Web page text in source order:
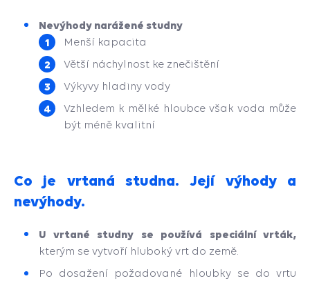
Nevýhody narážené studny
Menší kapacita
Větší náchylnost ke znečištění
Výkyvy hladiny vody
Vzhledem k mělké hloubce však voda může
být méně kvalitní
Co je vrtaná studna. Její výhody a
nevýhody.
U vrtané studny se používá speciální vrták,
kterým se vytvoří hluboký vrt do země.
Po dosažení požadované hloubky se do vrtu